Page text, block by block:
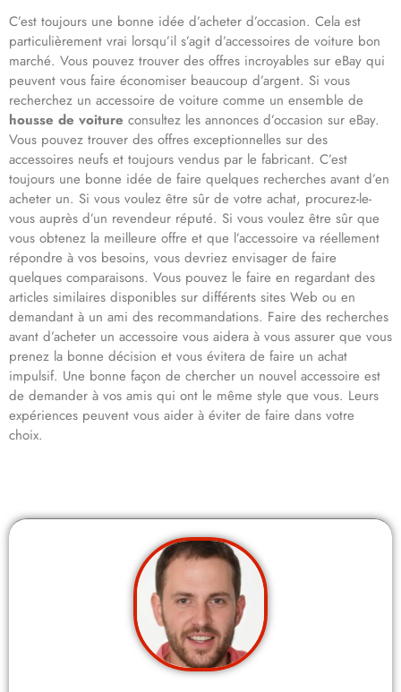
C’est toujours une bonne idée d’acheter d’occasion. Cela est
particulièrement vrai lorsqu’il s’agit d’accessoires de voiture bon
marché. Vous pouvez trouver des offres incroyables sur eBay qui
peuvent vous faire économiser beaucoup d’argent. Si vous
recherchez un accessoire de voiture comme un ensemble de
housse de voiture consultez les annonces d’occasion sur eBay.
Vous pouvez trouver des offres exceptionnelles sur des
accessoires neufs et toujours vendus par le fabricant. C’est
toujours une bonne idée de faire quelques recherches avant d’en
acheter un. Si vous voulez être sûr de votre achat, procurez-le-
vous auprès d’un revendeur réputé. Si vous voulez être sûr que
vous obtenez la meilleure offre et que l’accessoire va réellement
répondre à vos besoins, vous devriez envisager de faire
quelques comparaisons. Vous pouvez le faire en regardant des
articles similaires disponibles sur différents sites Web ou en
demandant à un ami des recommandations. Faire des recherches
avant d’acheter un accessoire vous aidera à vous assurer que vous
prenez la bonne décision et vous évitera de faire un achat
impulsif. Une bonne façon de chercher un nouvel accessoire est
de demander à vos amis qui ont le même style que vous. Leurs
expériences peuvent vous aider à éviter de faire dans votre
choix.